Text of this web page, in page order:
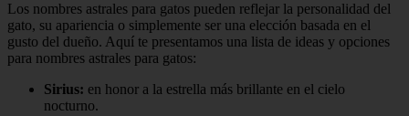
Los nombres astrales para gatos pueden reflejar la personalidad del
gato, su apariencia o simplemente ser una elección basada en el
gusto del dueño. Aquí te presentamos una lista de ideas y opciones
para nombres astrales para gatos:
Sirius: en honor a la estrella más brillante en el cielo
nocturno.